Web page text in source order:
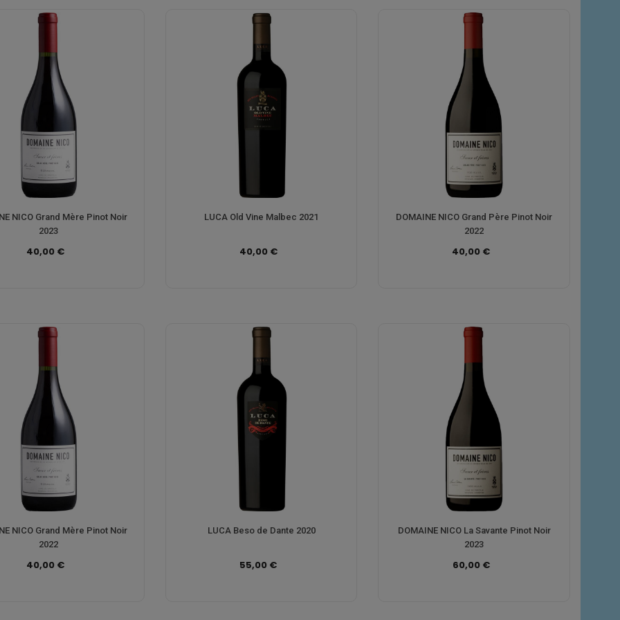
NICO Grand Mère Pinot Noir
2023
40,00 €
LUCA Old Vine Malbec 2021
40,00 €
DOMAINE NICO Grand Père Pinot Noir
2022
40,00 €
NICO Grand Mère Pinot Noir
2022
40,00 €
LUCA Beso de Dante 2020
55,00 €
DOMAINE NICO La Savante Pinot Noir
2023
60,00 €